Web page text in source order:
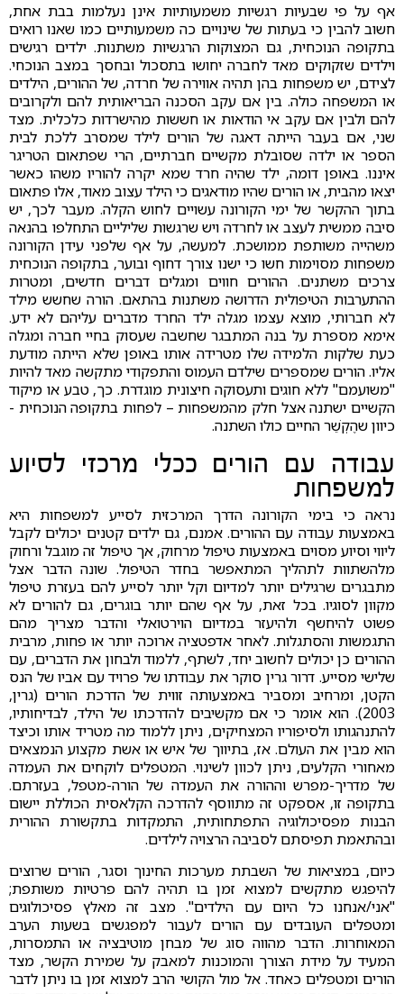
אף על פי שבעיות רגשיות משמעותיות אינן נעלמות בבת אחת,
חשוב להבין כי בעתות של שינויים כה משמעותיים כמו שאנו רואים
בתקופה הנוכחית, גם המצוקות הרגשיות משתנות. ילדים רגישים
וילדים שזקוקים מאד לחברה יחושו בתסכול ובחסך במצב הנוכחי.
לצידם, יש משפחות בהן תהיה אווירה של חרדה, של ההורים, הילדים
או המשפחה כולה. בין אם עקב הסכנה הבריאותית להם ולקרובים
להם ולבין אם עקב אי הודאות או חששות מהישרדות כלכלית. מצד
שני, אם בעבר הייתה דאגה של הורים לילד שמסרב ללכת לבית
הספר או ילדה שסובלת מקשיים חברתיים, הרי שפתאום הטריגר
איננו. באופן דומה, ילד שהיה חרד שמא יקרה להוריו משהו כאשר
יצאו מהבית, או הורים שהיו מודאגים כי הילד עצוב מאוד, אלו פתאום
בתוך ההקשר של ימי הקורונה עשויים לחוש הקלה. מעבר לכך, יש
סיבה ממשית לעצב או לחרדה ויש שרגשות שליליים התחלפו בהנאה
משהייה משותפת ממושכת. למעשה, על אף שלפני עידן הקורונה
משפחות מסוימות חשו כי ישנו צורך דחוף ובוער, בתקופה הנוכחית
צרכים משתנים. ההורים חווים ומגלים דברים חדשים, ומטרות
ההתערבות הטיפולית הדרושה משתנות בהתאם. הורה שחשש מילד
לא חברותי, מוצא עצמו מגלה ילד החרד מדברים עליהם לא ידע.
אימא מספרת על בנה המתבגר שחשבה שעסוק בחיי חברה ומגלה
כעת שלקות הלמידה שלו מטרידה אותו באופן שלא הייתה מודעת
אליו. הורים שמספרים שילדם העמוס והתפקודי מתקשה מאד להיות
"משועמם" ללא חוגים ותעסוקה חיצונית מוגדרת. כך, טבע או מיקוד
הקשיים ישתנה אצל חלק מהמשפחות – לפחות בתקופה הנוכחית -
כיוון שהֶקְשֵׁר החיים כולו השתנה.
עבודה עם הורים ככלי מרכזי לסיוע
למשפחות
נראה כי בימי הקורונה הדרך המרכזית לסייע למשפחות היא
באמצעות עבודה עם ההורים. אמנם, גם ילדים קטנים יכולים לקבל
ליווי וסיוע מסוים באמצעות טיפול מרחוק, אך טיפול זה מוגבל ורחוק
מלהשתוות לתהליך המתאפשר בחדר הטיפול. שונה הדבר אצל
מתבגרים שרגילים יותר למדיום וקל יותר לסייע להם בעזרת טיפול
מקוון לסוגיו. בכל זאת, על אף שהם יותר בוגרים, גם להורים לא
פשוט להיחשף ולהיעזר במדיום הוירטואלי והדבר מצריך מהם
התגמשות והסתגלות. לאחר אדפטציה ארוכה יותר או פחות, מרבית
ההורים כן יכולים לחשוב יחד, לשתף, ללמוד ולבחון את הדברים, עם
שלישי מסייע. דרור גרין סוקר את עבודתו של פרויד עם אביו של הנס
הקטן, ומרחיב ומסביר באמצעותה זווית של הדרכת הורים (גרין,
2003). הוא אומר כי אם מקשיבים להדרכתו של הילד, לבדיחותיו,
להתנהגותו ולסיפוריו המצחיקים, ניתן ללמוד מה מטריד אותו וכיצד
הוא מבין את העולם. אז, בתיווך של איש או אשת מקצוע הנמצאים
מאחורי הקלעים, ניתן לכוון לשינוי. המטפלים לוקחים את העמדה
של מדריך-מפרש וההורה את העמדה של הורה-מטפל, בעזרתם.
בתקופה זו, אספקט זה מתווסף להדרכה הקלאסית הכוללת יישום
הבנות מפסיכולוגיה התפתחותית, התמקדות בתקשורת ההורית
ובהתאמת תפיסתם לסביבה הרצויה לילדים.
כיום, במציאות של השבתת מערכות החינוך וסגר, הורים שרוצים
להיפגש מתקשים למצוא זמן בו תהיה להם פרטיות משותפת;
"אני/אנחנו כל היום עם הילדים". מצב זה מאלץ פסיכולוגים
ומטפלים העובדים עם הורים לעבור למפגשים בשעות הערב
המאוחרות. הדבר מהווה סוג של מבחן מוטיבציה או התמסרות,
המעיד על מידת הצורך והמוכנות למאבק על שמירת הקשר, מצד
הורים ומטפלים כאחד. אל מול הקושי הרב למצוא זמן בו ניתן לדבר